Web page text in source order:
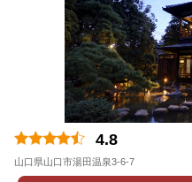
4.8
山口県山口市湯田温泉3-6-7